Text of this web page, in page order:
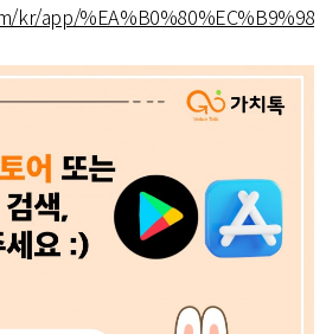
kr/app/